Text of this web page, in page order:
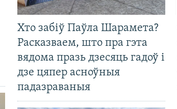
Хто забіў Паўла Шарамета?
Расказваем, што пра гэта
вядома празь дзесяць гадоў і
дзе цяпер асноўныя
падазраваныя